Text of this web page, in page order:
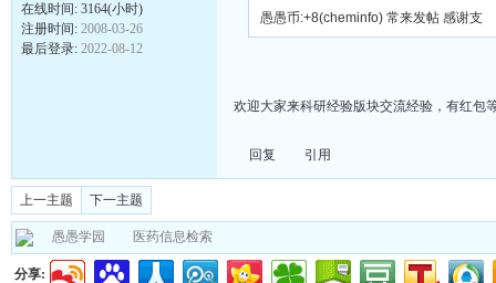
在线时间: 3164(小时)
注册时间: 2008-03-26
最后登录: 2022-08-12
愚愚币:+8(cheminfo) 常来发帖 感谢支
欢迎大家来科研经验版块交流经验，有红包
回复 引用
上一主题 下一主题
愚愚学园 医药信息检索
分享: